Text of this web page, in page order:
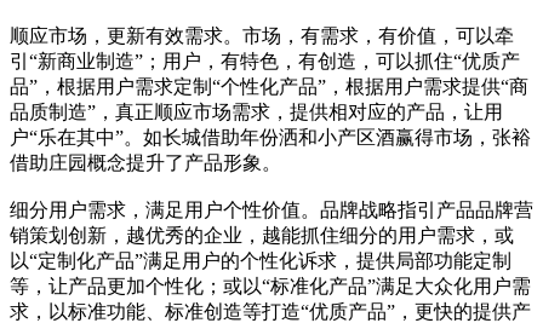
顺应市场，更新有效需求。市场，有需求，有价值，可以牵
引“新商业制造”；用户，有特色，有创造，可以抓住“优质产
品”，根据用户需求定制“个性化产品”，根据用户需求提供“商
品质制造”，真正顺应市场需求，提供相对应的产品，让用
户“乐在其中”。如长城借助年份洒和小产区酒赢得市场，张裕
借助庄园概念提升了产品形象。
细分用户需求，满足用户个性价值。品牌战略指引产品品牌营
销策划创新，越优秀的企业，越能抓住细分的用户需求，或
以“定制化产品”满足用户的个性化诉求，提供局部功能定制
等，让产品更加个性化；或以“标准化产品”满足大众化用户需
求，以标准功能、标准创造等打造“优质产品”，更快的提供产